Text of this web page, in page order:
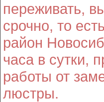
переживать,
срочно, то
район
часа в сутки,
работы от
люстры.